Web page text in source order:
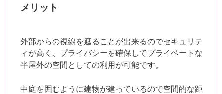
メリット
外部からの視線を遮ることが出来るのでセキュリテ
ィが高く、プライバシーを確保してプライベートな
半屋外の空間としての利用が可能です。
中庭を囲むように建物が建っているので空間的な距